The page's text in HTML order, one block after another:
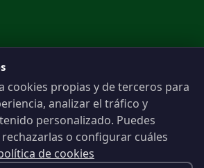
cookies propias y de terceros para
analizar el tráfico y
personalizado. Puedes
o configurar cuáles
de cookies